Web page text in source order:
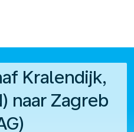
Kralendijk,
naar Zagreb